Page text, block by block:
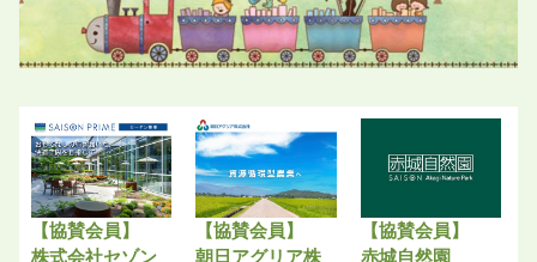
【協賛会員】
株式会社セゾン
【協賛会員】
朝日アグリア株
【協賛会員】
赤城自然園